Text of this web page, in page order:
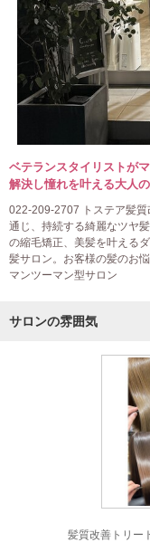
ベテランスタイリストが
解決し憧れを叶える大人
022-209-2707 トステア髪
通じ、持続する綺麗なツヤ
の縮毛矯正、美髪を叶える
髪サロン。お客様の髪のお
マンツーマン型サロン
サロンの雰囲気
髪質改善トリー